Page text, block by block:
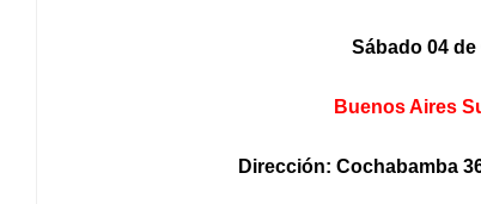
Sábado 04
Buenos Aires
Dirección: Cochabamba